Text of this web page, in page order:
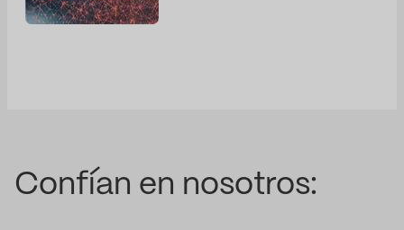
Confían en nosotros: